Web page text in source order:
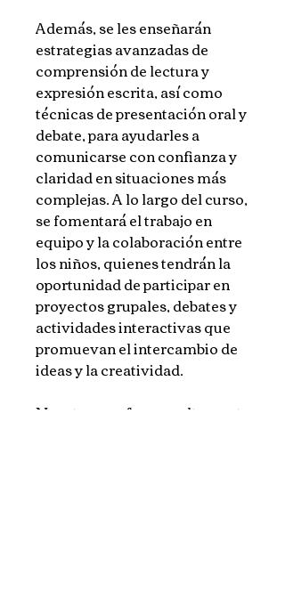
Además, se les enseñarán
estrategias avanzadas de
comprensión de lectura y
expresión escrita, así como
técnicas de presentación oral y
debate, para ayudarles a
comunicarse con confianza y
claridad en situaciones más
complejas. A lo largo del curso,
se fomentará el trabajo en
equipo y la colaboración entre
los niños, quienes tendrán la
oportunidad de participar en
proyectos grupales, debates y
actividades interactivas que
promuevan el intercambio de
ideas y la creatividad.
Nuestros profesores altamente